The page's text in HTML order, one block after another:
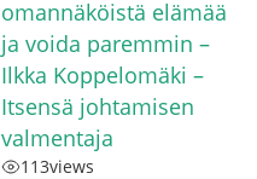
omannäköistä elämää
ja voida paremmin –
Ilkka Koppelomäki –
Itsensä johtamisen
valmentaja
113views